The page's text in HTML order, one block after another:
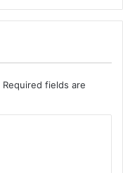
Required fields are